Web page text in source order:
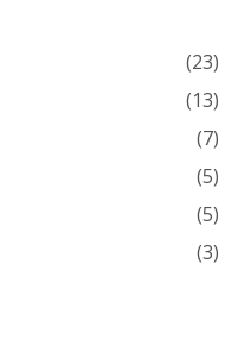
(23)
(13)
(7)
(5)
(5)
(3)